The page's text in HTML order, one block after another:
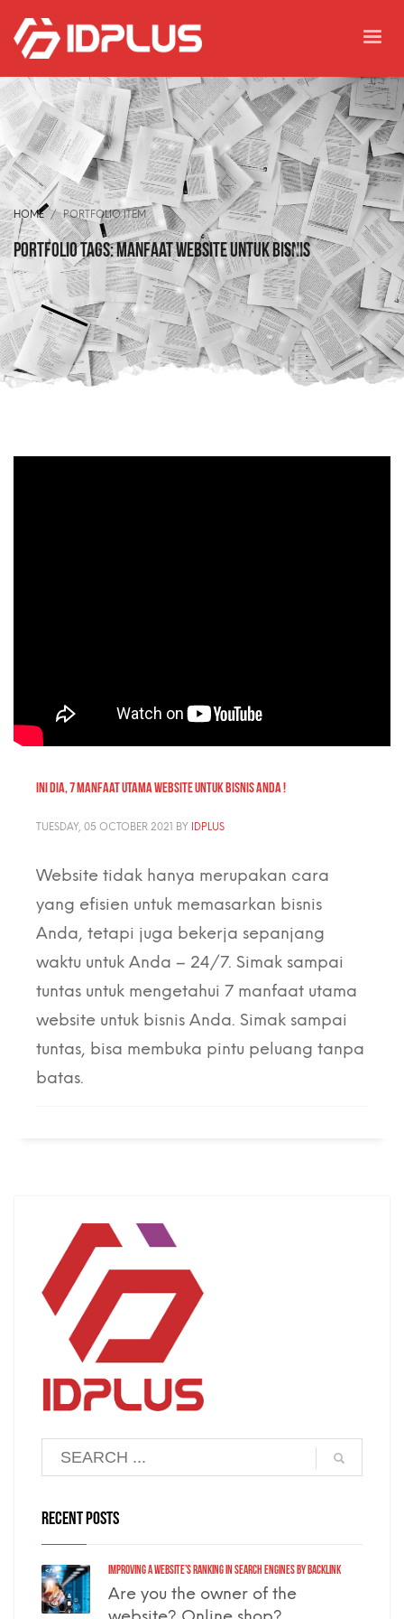
HOME PORTFOLIO ITEM
Portfolio tags: manfaat website untuk bisnis
INI DIA, 7 MANFAAT UTAMA WEBSITE UNTUK BISNIS ANDA !
TUESDAY, 05 OCTOBER 2021 BY IDPLUS
Website tidak hanya merupakan cara
yang efisien untuk memasarkan bisnis
Anda, tetapi juga bekerja sepanjang
waktu untuk Anda – 24/7. Simak sampai
tuntas untuk mengetahui 7 manfaat utama
website untuk bisnis Anda. Simak sampai
tuntas, bisa membuka pintu peluang tanpa
batas.
RECENT POSTS
Improving a Website’s Ranking in Search Engines by Backlink
Are you the owner of the